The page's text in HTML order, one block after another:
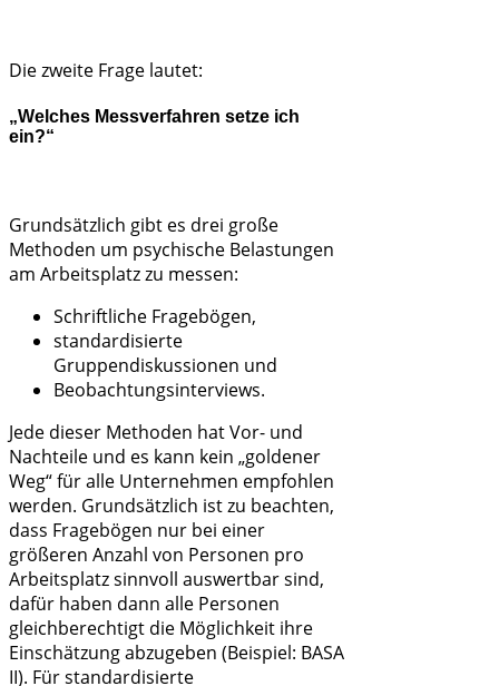
Die zweite Frage lautet:
„Welches Messverfahren setze ich
ein?“
Grundsätzlich gibt es drei große
Methoden um psychische Belastungen
am Arbeitsplatz zu messen:
Schriftliche Fragebögen,
standardisierte
Gruppendiskussionen und
Beobachtungsinterviews.
Jede dieser Methoden hat Vor- und
Nachteile und es kann kein „goldener
Weg“ für alle Unternehmen empfohlen
werden. Grundsätzlich ist zu beachten,
dass Fragebögen nur bei einer
größeren Anzahl von Personen pro
Arbeitsplatz sinnvoll auswertbar sind,
dafür haben dann alle Personen
gleichberechtigt die Möglichkeit ihre
Einschätzung abzugeben (Beispiel: BASA
II). Für standardisierte